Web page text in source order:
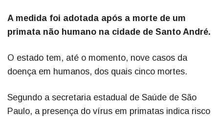
A medida foi adotada após a morte de um
primata não humano na cidade de Santo André.
O estado tem, até o momento, nove casos da
doença em humanos, dos quais cinco mortes.
Segundo a secretaria estadual de Saúde de São
Paulo, a presença do vírus em primatas indica risco